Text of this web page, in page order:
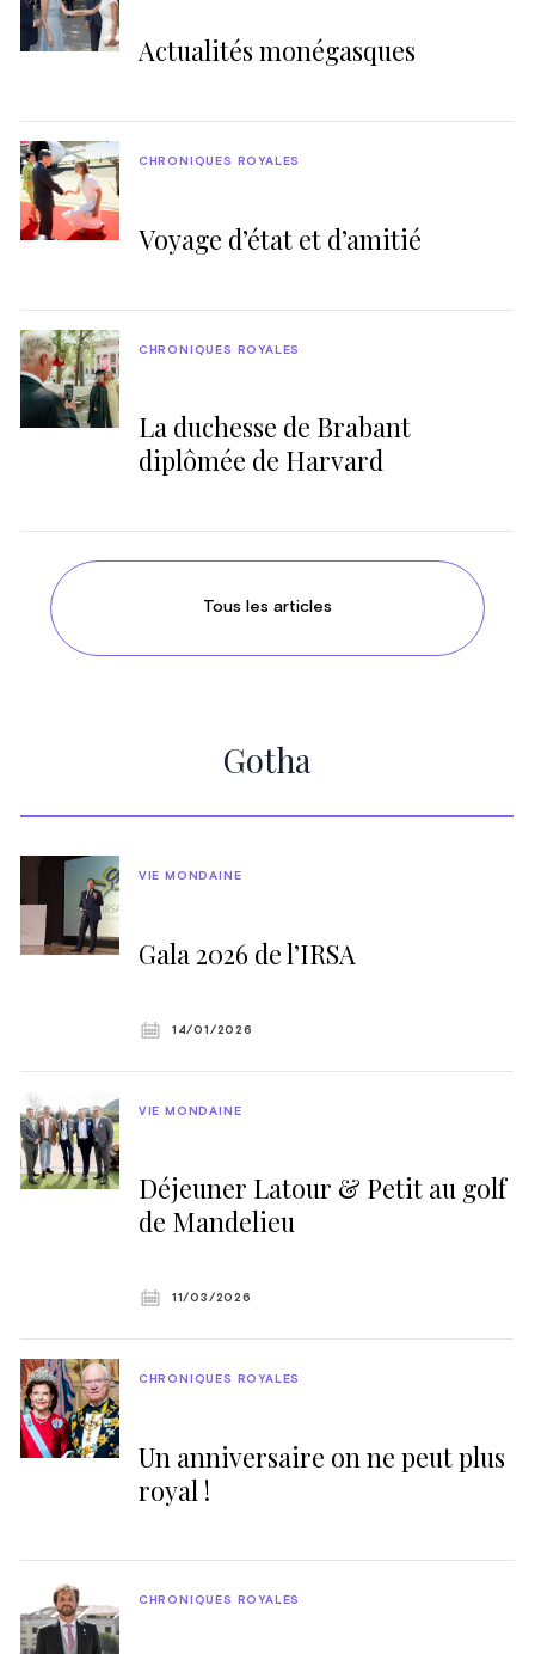
Actualités monégasques
Voyage d’état et d’amitié
CHRONIQUES ROYALES
La duchesse de Brabant
diplômée de Harvard
CHRONIQUES ROYALES
Tous les articles
Gotha
Gala 2026 de l’IRSA
VIE MONDAINE
14/01/2026
Déjeuner Latour & Petit au golf
de Mandelieu
VIE MONDAINE
11/03/2026
Un anniversaire on ne peut plus
royal !
CHRONIQUES ROYALES
CHRONIQUES ROYALES